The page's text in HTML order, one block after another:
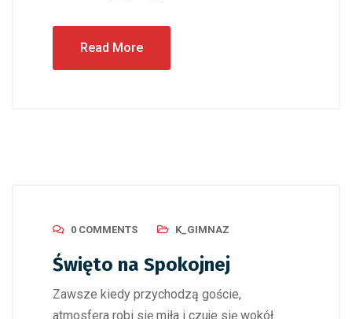
Read More
0 COMMENTS K_GIMNAZ
Święto na Spokojnej
Zawsze kiedy przychodzą goście,
atmosfera robi się miła i czuje się wokół